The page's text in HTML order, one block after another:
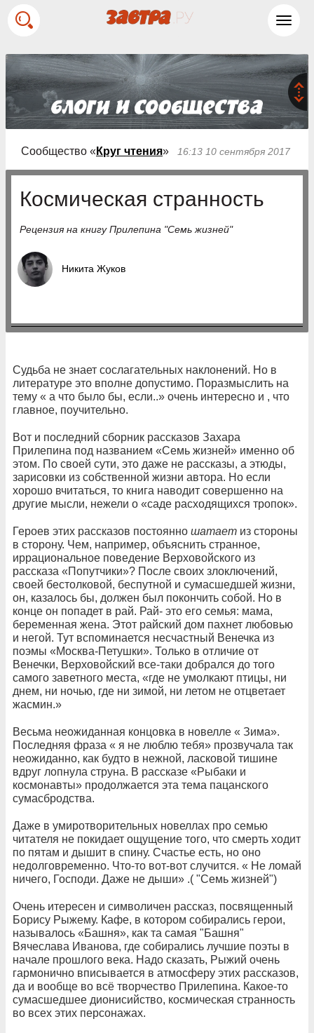
Сообщество « Круг чтения» 16:13 10 сентября 2017
Космическая странность
Рецензия на книгу Прилепина "Семь жизней"
Никита Жуков
Судьба не знает сослагательных наклонений. Но в
литературе это вполне допустимо. Поразмыслить на
тему « а что было бы, если..» очень интересно и , что
главное, поучительно.
Вот и последний сборник рассказов Захара
Прилепина под названием «Семь жизней» именно об
этом. По своей сути, это даже не рассказы, а этюды,
зарисовки из собственной жизни автора. Но если
хорошо вчитаться, то книга наводит совершенно на
другие мысли, нежели о «саде расходящихся тропок».
Героев этих рассказов постоянно шатает из стороны
в сторону. Чем, например, объяснить странное,
иррациональное поведение Верховойского из
рассказа «Попутчики»? После своих злоключений,
своей бестолковой, беспутной и сумасшедшей жизни,
он, казалось бы, должен был покончить собой. Но в
конце он попадет в рай. Рай- это его семья: мама,
беременная жена. Этот райский дом пахнет любовью
и негой. Тут вспоминается несчастный Венечка из
поэмы «Москва-Петушки». Только в отличие от
Венечки, Верховойский все-таки добрался до того
самого заветного места, «где не умолкают птицы, ни
днем, ни ночью, где ни зимой, ни летом не отцветает
жасмин.»
Весьма неожиданная концовка в новелле « Зима».
Последняя фраза « я не люблю тебя» прозвучала так
неожиданно, как будто в нежной, ласковой тишине
вдруг лопнула струна. В рассказе «Рыбаки и
космонавты» продолжается эта тема пацанского
сумасбродства.
Даже в умиротворительных новеллах про семью
читателя не покидает ощущение того, что смерть ходит
по пятам и дышит в спину. Счастье есть, но оно
недолговременно. Что-то вот-вот случится. « Не ломай
ничего, Господи. Даже не дыши» .( "Семь жизней")
Очень итересен и символичен рассказ, посвященный
Борису Рыжему. Кафе, в котором собирались герои,
называлось «Башня», как та самая "Башня"
Вячеслава Иванова, где собирались лучшие поэты в
начале прошлого века. Надо сказать, Рыжий очень
гармонично вписывается в атмосферу этих рассказов,
да и вообще во всё творчество Прилепина. Какое-то
сумасшедшее дионисийство, космическая странность
во всех этих персонажах.